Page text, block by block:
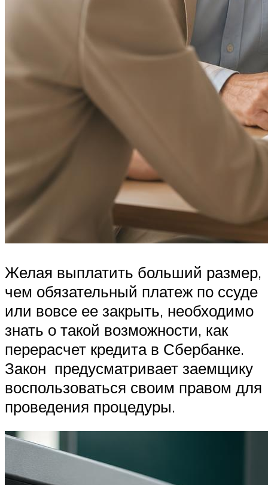
Желая выплатить больший размер,
чем обязательный платеж по ссуде
или вовсе ее закрыть, необходимо
знать о такой возможности, как
перерасчет кредита в Сбербанке.
Закон предусматривает заемщику
воспользоваться своим правом для
проведения процедуры.